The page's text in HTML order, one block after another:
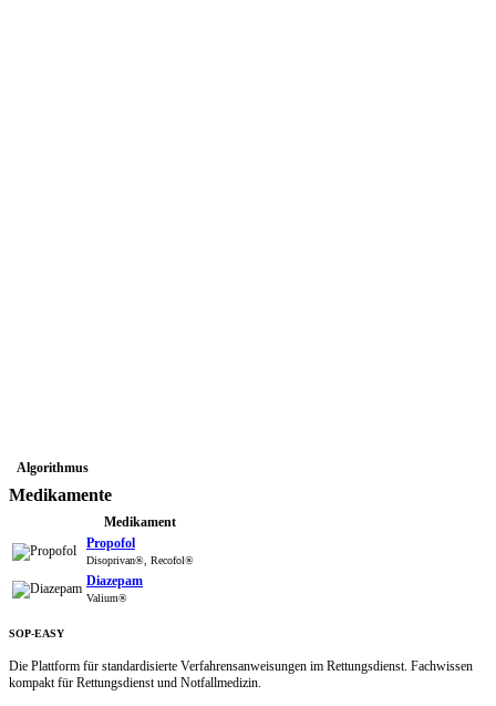
Algorithmus
Medikamente
Medikament
Propofol
Disoprivan®, Recofol®
Diazepam
Valium®
SOP-EASY
Die Plattform für standardisierte Verfahrensanweisungen im Rettungsdienst. Fachwissen
kompakt für Rettungsdienst und Notfallmedizin.